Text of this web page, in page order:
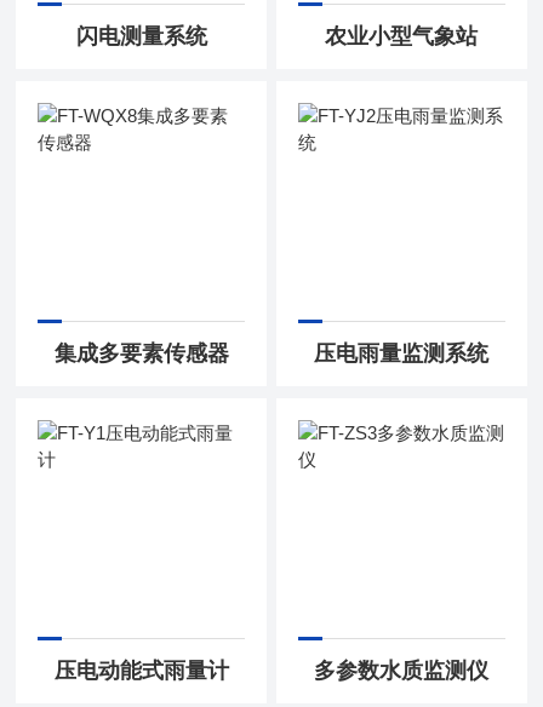
闪电测量系统 农业小型气象站
集成多要素传感器 压电雨量监测系统
压电动能式雨量计 多参数水质监测仪